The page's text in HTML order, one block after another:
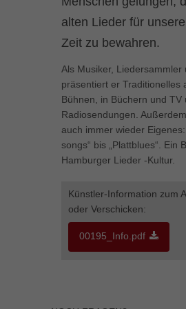
alten Lieder für
Zeit zu bewahren.
Als Musiker, Liedersammler
präsentiert er Traditionelles
Bühnen, in Büchern und TV
Radiosendungen.
auch immer wieder
songs“ bis „Plattblues“. Ein
Hamburger Lieder -Kultur.
Künstler-Information zum
oder Verschicken:
00195_Info.pdf
können Ihre Einwilligung zu ganzen
weitere Informationen anzeigen lassen
Cookies auswählen.
Alle akzeptieren
Zurück
Datenschutzeinstellungen
Essenziell (1)
Essenzielle Cookies ermöglichen
die einwandfreie Funktion der Website
Marketing (1)
Marketing-Cookies werden von
um personalisierte Werbung anzuzeigen. Sie
Besucher über Websites hinweg verfolgen.